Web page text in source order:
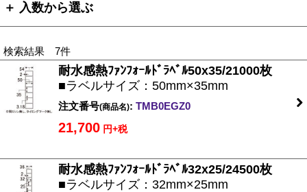
＋ 入数から選ぶ
検索結果 7件
耐水感熱ﾌｧﾝﾌｫｰﾙﾄﾞﾗﾍﾞﾙ50x35/21000枚
■ラベルサイズ：50mm×35mm
注文番号(商品名): TMB0EGZ0
21,700 円+税
耐水感熱ﾌｧﾝﾌｫｰﾙﾄﾞﾗﾍﾞﾙ32x25/24500枚
■ラベルサイズ：32mm×25mm